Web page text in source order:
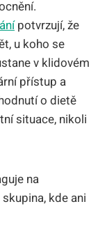
potvrzují, že
u koho se
v klidovém
přístup a
o dietě
situace, nikoli
na
kde ani